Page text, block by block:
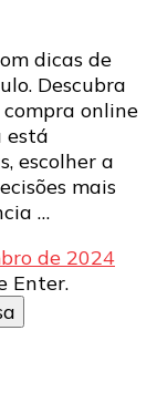
dicas de
Descubra
online
está
escolher a
mais
…
de 2024
Enter.